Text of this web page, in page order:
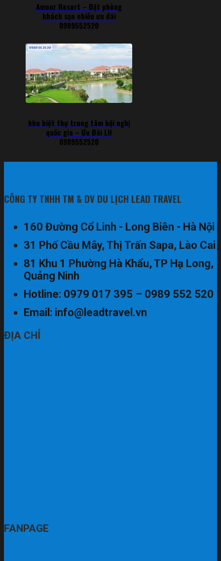
Amour Resort – Đặt phòng
khách sạn nhiều ưu đãi
0989552520
khu biệt thự trung tâm hội nghị
quốc gia – Ưu Đãi LH
0989552520
CÔNG TY TNHH TM & DV DU LỊCH LEAD TRAVEL
160 Đường Cổ Linh - Long Biên - Hà Nội
31 Phố Cầu Mây, Thị Trấn Sapa, Lào Cai
81 Khu 1 Phường Hà Khẩu, TP Hạ Long,
Quảng Ninh
Hotline: 0979 017 395 – 0989 552 520
Email: info@leadtravel.vn
ĐỊA CHỈ
FANPAGE